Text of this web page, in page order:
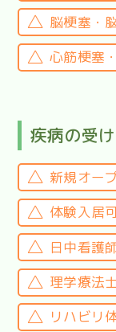
脳梗塞・
心筋梗塞
疾病の受
新規オー
体験入居
日中看護
理学療法
リハビリ